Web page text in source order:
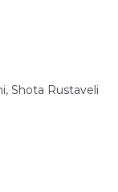
Shota Rustaveli